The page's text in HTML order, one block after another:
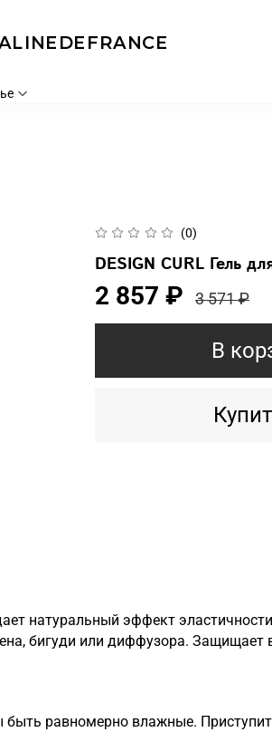
(0)
DESIGN CURL Гель
2 857 ₽ 3 571 ₽
В
натуральный эффект
бигуди или диффузора. Защищает
равномерно влажные.